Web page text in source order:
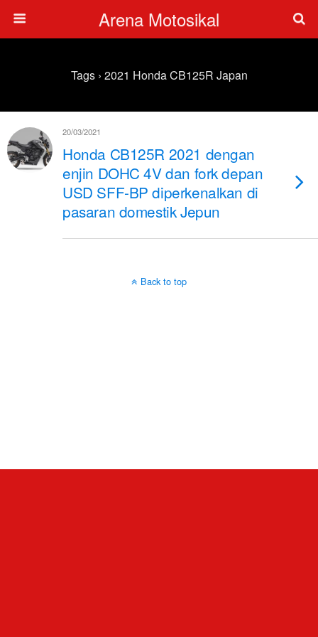
Arena Motosikal
Tags › 2021 Honda CB125R Japan
20/03/2021
Honda CB125R 2021 dengan
enjin DOHC 4V dan fork depan
USD SFF-BP diperkenalkan di
pasaran domestik Jepun
Back to top